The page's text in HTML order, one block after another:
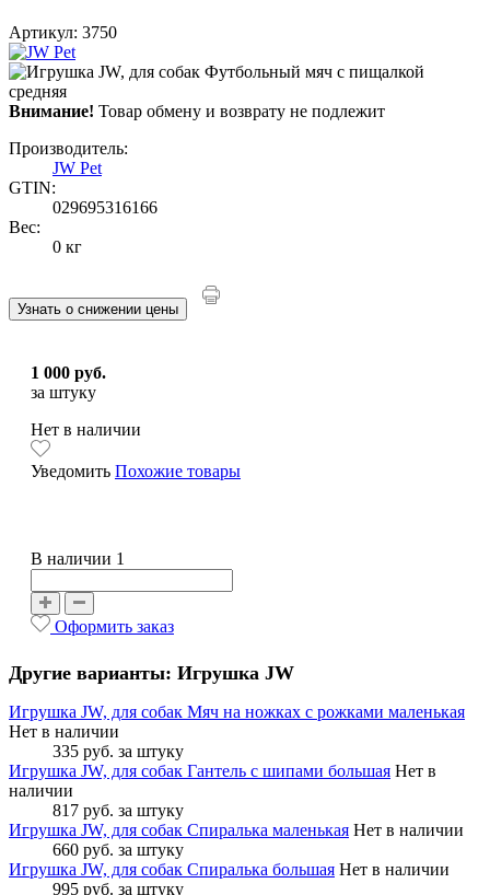
Артикул: 3750
Внимание! Товар обмену и возврату не подлежит
Производитель:
JW Pet
GTIN:
029695316166
Вес:
0 кг
Узнать о снижении цены
1 000 руб.
за штуку
Нет в наличии
Уведомить Похожие товары
В наличии 1
Оформить заказ
Другие варианты: Игрушка JW
Игрушка JW, для собак Мяч на ножках с рожками маленькая
Нет в наличии
335 руб. за штуку
Игрушка JW, для собак Гантель с шипами большая Нет в
наличии
817 руб. за штуку
Игрушка JW, для собак Спиралька маленькая Нет в наличии
660 руб. за штуку
Игрушка JW, для собак Спиралька большая Нет в наличии
995 руб. за штуку